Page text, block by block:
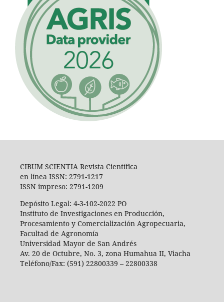
CIBUM SCIENTIA Revista Científica
en línea ISSN: 2791-1217
ISSN impreso: 2791-1209
Depósito Legal: 4-3-102-2022 PO
Instituto de Investigaciones en Producción,
Procesamiento y Comercialización Agropecuaria,
Facultad de Agronomía
Universidad Mayor de San Andrés
Av. 20 de Octubre, No. 3, zona Humahua II, Viacha
Teléfono/Fax: (591) 22800339 – 22800338